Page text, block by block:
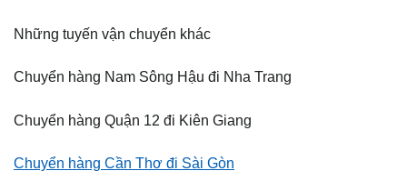
Những tuyến vận chuyển khác
Chuyển hàng Nam Sông Hậu đi Nha Trang
Chuyển hàng Quận 12 đi Kiên Giang
Chuyển hàng Cần Thơ đi Sài Gòn